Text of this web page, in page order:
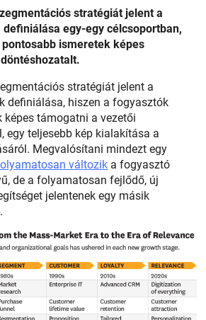
stratégiát jelent a
egy-egy célcsoportban,
ismeretek képes
stratégiát jelent a
definiálása, hiszen a fogyasztók
képes támogatni a vezetői
egy teljesebb kép kialakítása a
Megvalósítani mindezt egy
változik a fogyasztó
de a folyamatosan fejlődő, új
jelentenek egy másik